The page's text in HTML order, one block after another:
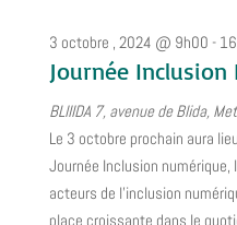
3 octobre , 2024 @ 9h00 -
Journée
BLIIIDA 7, avenue de Blida,
Le 3 octobre prochain aura
Journée Inclusion
acteurs de l'inclusion
place croissante dans le